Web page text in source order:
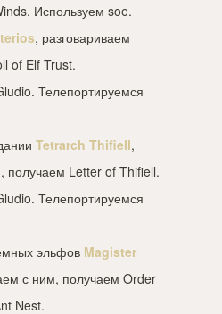
Используем soe.
, разговариваем
of Elf Trust.
Телепортируемся
Tetrarch Thifiell,
получаем Letter of Thifiell.
Телепортируемся
эльфов Magister
с ним, получаем Order
Nest.